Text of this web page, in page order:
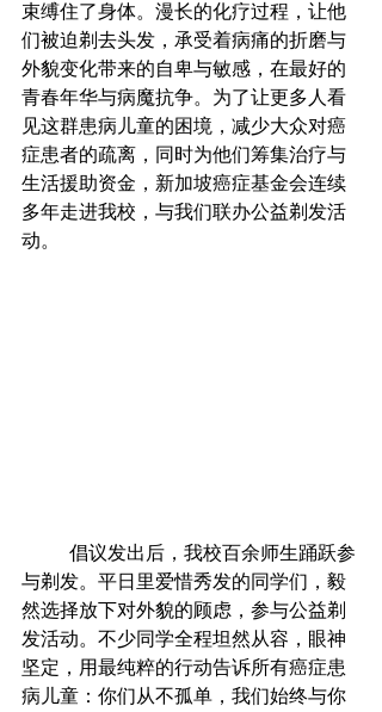
束缚住了身体。漫长的化疗过程，让他
们被迫剃去头发，承受着病痛的折磨与
外貌变化带来的自卑与敏感，在最好的
青春年华与病魔抗争。为了让更多人看
见这群患病儿童的困境，减少大众对癌
症患者的疏离，同时为他们筹集治疗与
生活援助资金，新加坡癌症基金会连续
多年走进我校，与我们联办公益剃发活
动。
与剃发。平日里爱惜秀发的同学们，毅
然选择放下对外貌的顾虑，参与公益剃
发活动。不少同学全程坦然从容，眼神
坚定，用最纯粹的行动告诉所有癌症患
病儿童：你们从不孤单，我们始终与你